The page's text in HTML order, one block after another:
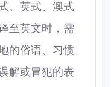
、英式、澳式
至英文时，需
的俗语、习惯
解或冒犯的表